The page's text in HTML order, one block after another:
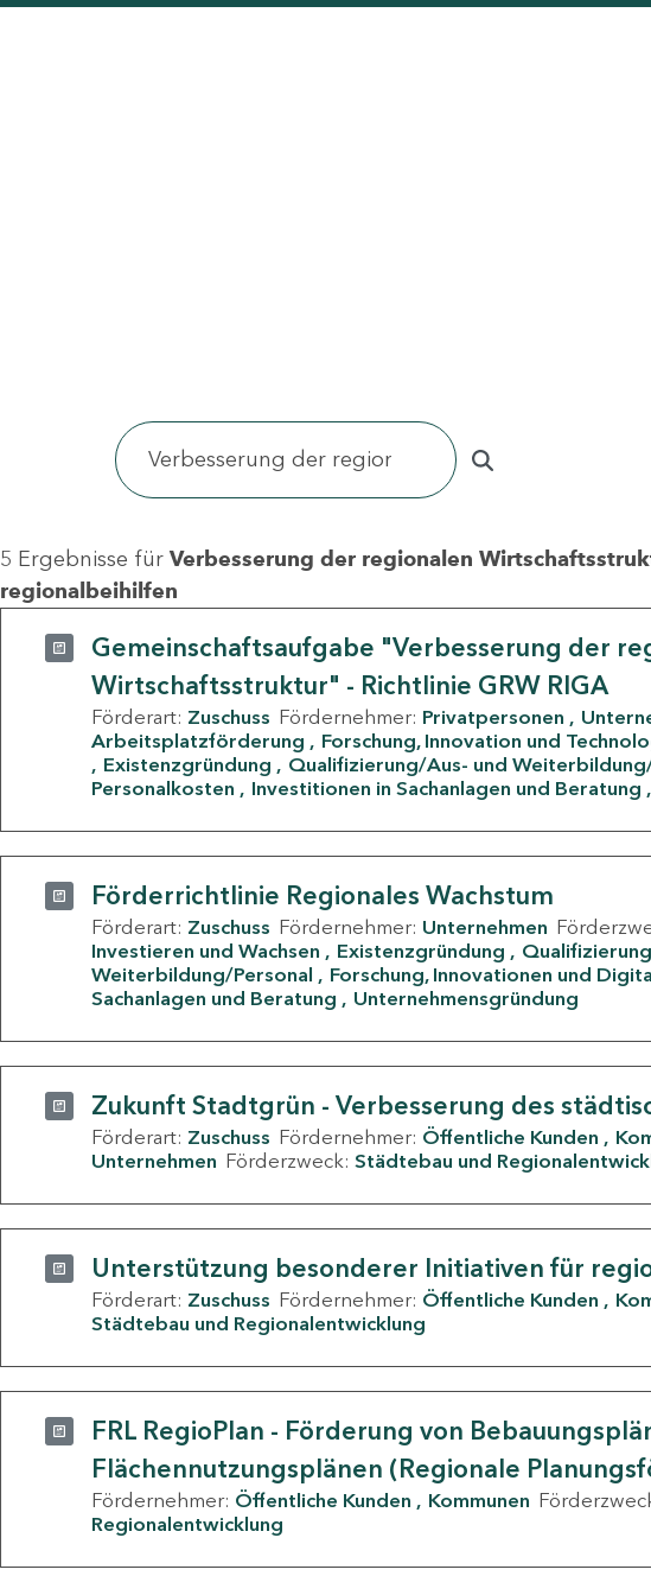
5 Ergebnisse für Verbesserung der regionalen
regionalbeihilfen
Gemeinschaftsaufgabe "Verbesserung der
Wirtschaftsstruktur" - Richtlinie GRW RIGA
Förderart: Zuschuss Fördernehmer: Privatpersonen
Arbeitsplatzförderung
Forschung, Innovation und
Existenzgründung
Qualifizierung/Aus- und
Personalkosten
Investitionen in Sachanlagen und Beratung
Förderrichtlinie Regionales Wachstum
Förderart: Zuschuss Fördernehmer: Unternehmen
Investieren und Wachsen
Existenzgründung
Weiterbildung/Personal
Forschung, Innovationen und
Sachanlagen und Beratung
Unternehmensgründung
Zukunft Stadtgrün - Verbesserung des
Förderart: Zuschuss Fördernehmer: Öffentliche Kunden
Unternehmen Förderzweck: Städtebau und
Unterstützung besonderer Initiativen für
Förderart: Zuschuss Fördernehmer: Öffentliche Kunden
Städtebau und Regionalentwicklung
FRL RegioPlan - Förderung von
Flächennutzungsplänen (Regionale
Fördernehmer: Öffentliche Kunden Kommunen
Regionalentwicklung